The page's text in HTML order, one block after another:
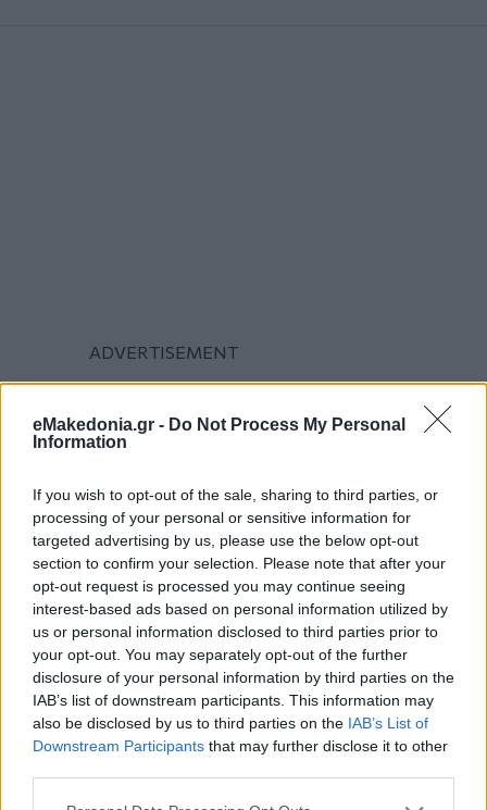
eMakedonia.gr - Do Not Process My Personal
Information
If you wish to opt-out of the sale, sharing to third parties, or
processing of your personal or sensitive information for
targeted advertising by us, please use the below opt-out
section to confirm your selection. Please note that after your
opt-out request is processed you may continue seeing
interest-based ads based on personal information utilized by
us or personal information disclosed to third parties prior to
your opt-out. You may separately opt-out of the further
disclosure of your personal information by third parties on the
IAB’s list of downstream participants. This information may
also be disclosed by us to third parties on the IAB’s List of
Downstream Participants that may further disclose it to other
Please note that this website/app uses one or more Google